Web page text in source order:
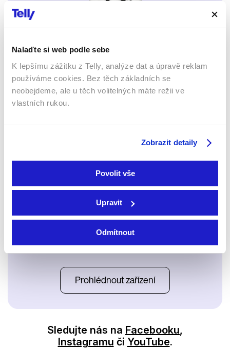
Nalaďte si web podle sebe
K lepšímu zážitku z Telly, analýze dat a úpravě reklam
používáme cookies. Bez těch základních se
neobejdeme, ale u těch volitelných máte režii ve
vlastních rukou.
Zobrazit detaily
Povolit vše
Upravit
Odmítnout
Xbox app
Set-top boxy Arris
Satelit
Prohlédnout zařízení
Sledujte nás na Facebooku,
Instagramu či YouTube.